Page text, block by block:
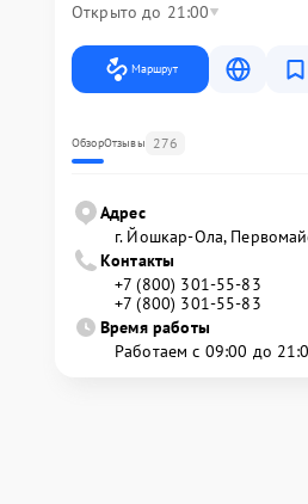
Открыто до 21:00
Маршрут
ОбзорОтзывы 276
Адрес
г. Йошкар-Ола,
Контакты
+7 (800) 301-55-83
+7 (800) 301-55-83
Время работы
Работаем с 09:00 до